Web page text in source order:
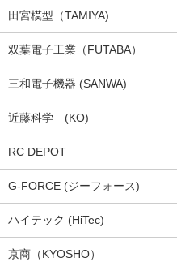
田宮模型（TAMIYA)
双葉電子工業（FUTABA）
三和電子機器 (SANWA)
近藤科学 (KO)
RC DEPOT
G-FORCE (ジーフォース)
ハイテック (HiTec)
京商（KYOSHO）